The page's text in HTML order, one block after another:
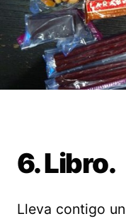
6. Libro.
Lleva contigo